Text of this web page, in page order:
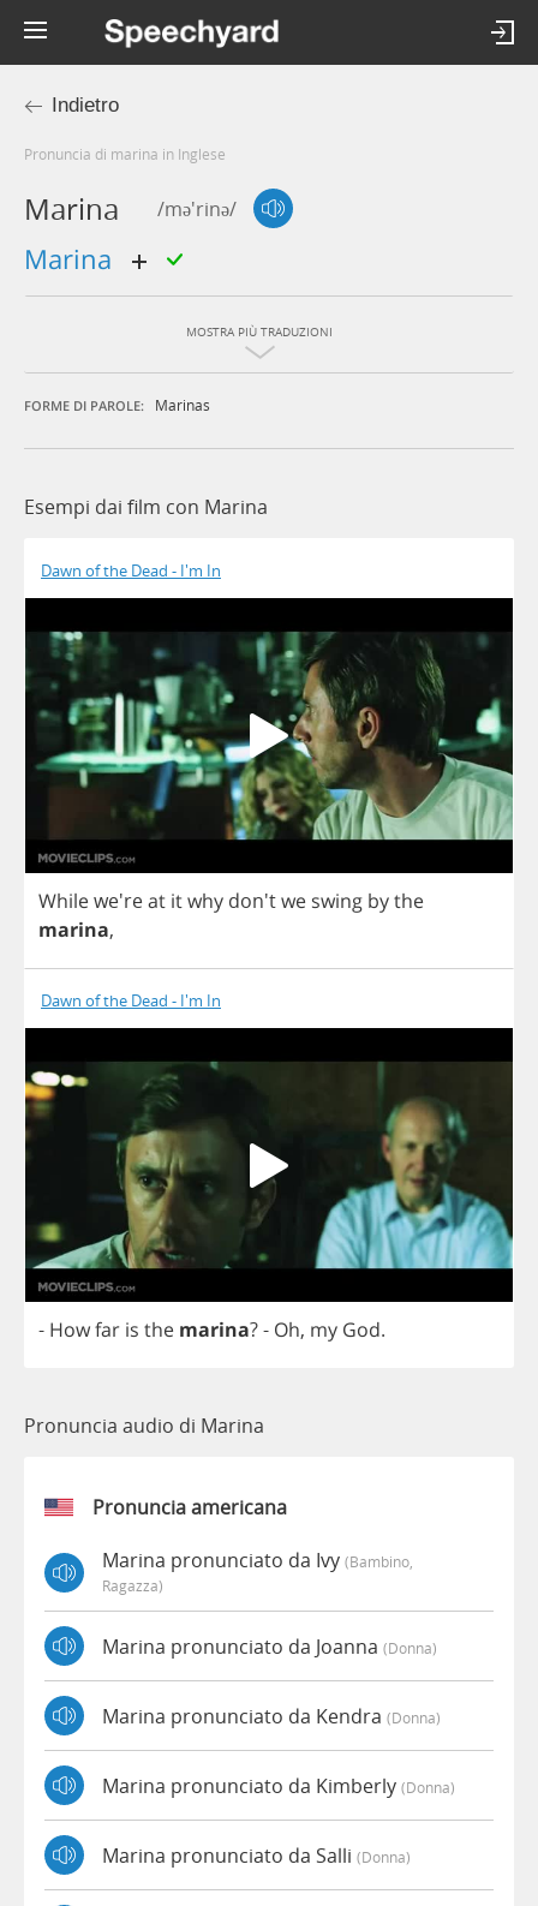
Indietro
Pronuncia di marina in Inglese
Marina /mə'rinə/
marina
MOSTRA PIÙ TRADUZIONI
FORME DI PAROLE: Marinas
Esempi dai film con Marina
Dawn of the Dead - I'm In
Whilewe'reat itwhy don'twe swing bythe
marina,
Dawn of the Dead - I'm In
- Howfar is the marina?- Oh, my God.
Pronuncia audio di Marina
Pronuncia americana
Marina pronunciato da Ivy (bambino,
Ragazza)
Marina pronunciato da Joanna (donna)
Marina pronunciato da Kendra (donna)
Marina pronunciato da Kimberly (donna)
Marina pronunciato da Salli (donna)